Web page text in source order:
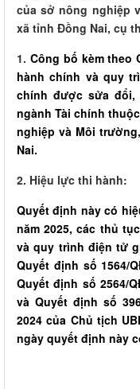
của sở nông nghiệp
xã tỉnh Đồng Nai, cụ
1. Công bố kèm theo
hành chính và quy
chính được sửa
ngành Tài chính
nghiệp và Môi
Nai.
2. Hiệu lực thi hành:
Quyết định này có
năm 2025, các thủ
và quy trình điện tử
Quyết định số 1564/
Quyết định số 2564/
và Quyết định số
2024 của Chủ tịch
ngày quyết định này